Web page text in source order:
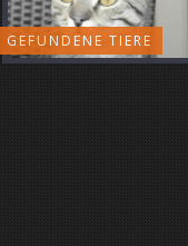
GEFUNDENE TIERE